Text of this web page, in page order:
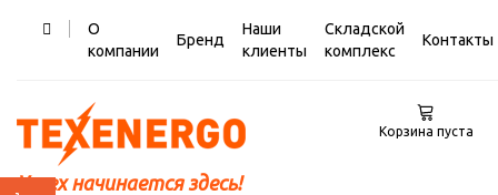
О
компании
Бренд
Наши
клиенты
Складской
комплекс
Контакты
Успех начинается здесь!
Корзина пуста